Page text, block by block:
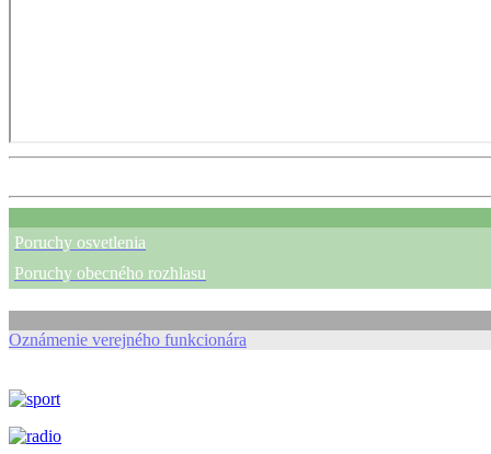
Poruchy osvetlenia
Poruchy obecného rozhlasu
Oznámenie verejného funkcionára